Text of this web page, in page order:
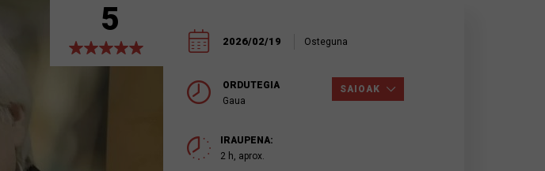
5
2026/02/19 Osteguna
ORDUTEGIA
Gaua
SAIOAK
IRAUPENA:
2 h, aprox.